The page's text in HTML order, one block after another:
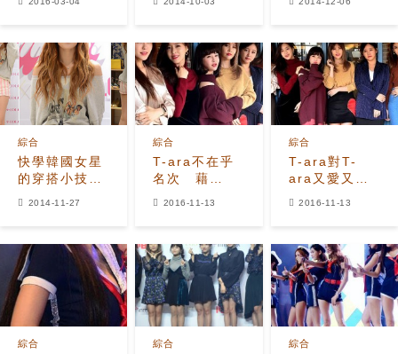
快學韓國女星
的穿搭小技巧
綜合
2014-11-27
T-ara不在乎
名次 藉
綜合
2016-11-13
T-ara對T-
ara又愛又
綜合
2016-11-13
綜合 綜合 綜合